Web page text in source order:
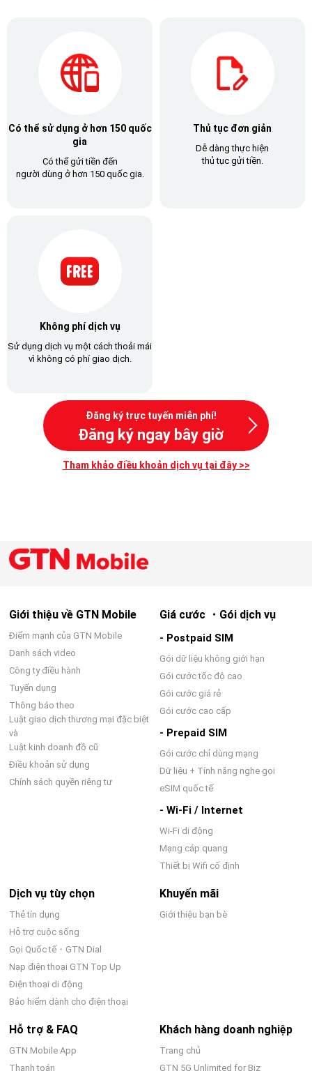
Có thể sử dụng ở hơn 150 quốc
gia
Có thể gửi tiền đến
người dùng ở hơn 150 quốc gia.
Thủ tục đơn giản
Dễ dàng thực hiện
thủ tục gửi tiền.
Không phí dịch vụ
Sử dụng dịch vụ một cách thoải mái
vì không có phí giao dịch.
Đăng ký trực tuyến miễn phí!
Đăng ký ngay bây giờ
Tham khảo điều khoản dịch vụ tại đây >>
Giới thiệu về GTN Mobile
Điểm mạnh của GTN Mobile
Danh sách video
Công ty điều hành
Tuyển dụng
Thông báo theo
Luật giao dịch thương mại đặc biệt
và
Luật kinh doanh đồ cũ
Điều khoản sử dụng
Chính sách quyền riêng tư
Giá cước ・Gói dịch vụ
- Postpaid SIM
Gói dữ liệu không giới hạn
Gói cước tốc độ cao
Gói cước giá rẻ
Gói cước cao cấp
- Prepaid SIM
Gói cước chỉ dùng mạng
Dữ liệu + Tính năng nghe gọi
eSIM quốc tế
- Wi-Fi / Internet
Wi-Fi di động
Mạng cáp quang
Thiết bị Wifi cố định
Dịch vụ tùy chọn
Thẻ tín dụng
Hỗ trợ cuộc sống
Gọi Quốc tế・GTN Dial
Nạp điện thoại GTN Top Up
Điện thoại di động
Bảo hiểm dành cho điện thoại
Khuyến mãi
Giới thiệu bạn bè
Hỗ trợ & FAQ
GTN Mobile App
Thanh toán
Khách hàng doanh nghiệp
Trang chủ
GTN 5G Unlimited for Biz